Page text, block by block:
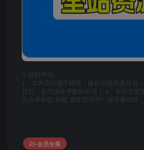
版权声明
1、本内容转载于网络，版权归原作者所有
我们，会尽快给予删除处理！ 4、本站全
及自身权益/利益 需要投资的一律不要相信
会员专属